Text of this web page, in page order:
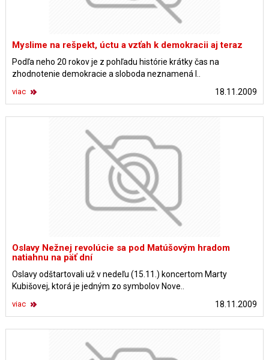
Myslime na rešpekt, úctu a vzťah k demokracii aj teraz
Podľa neho 20 rokov je z pohľadu histórie krátky čas na
zhodnotenie demokracie a sloboda neznamená l..
18.11.2009
viac
Oslavy Nežnej revolúcie sa pod Matúšovým hradom
natiahnu na päť dní
Oslavy odštartovali už v nedeľu (15.11.) koncertom Marty
Kubišovej, ktorá je jedným zo symbolov Nove..
18.11.2009
viac